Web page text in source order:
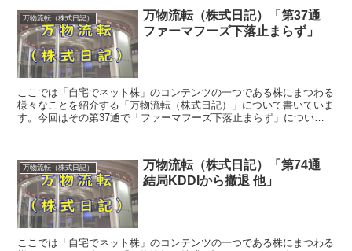
万物流転（株式日記）
万物流転（株式日記）「第37通
ファーマフーズ下落止まらず」
ここでは「自宅でネット株」のコンテンツの一つである株にまつわる
様々なことを紹介する「万物流転（株式日記）」について書いていま
す。今回はその第37通で「ファーマフーズ下落止まらず」について
万物流転（株式日記）
万物流転（株式日記）「第74通
結局KDDIから撤退 他」
ここでは「自宅でネット株」のコンテンツの一つである株にまつわる